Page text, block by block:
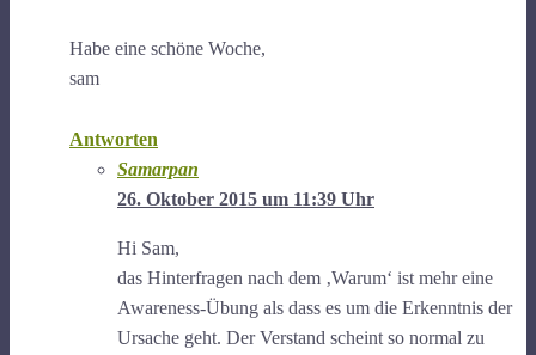
Habe eine schöne Woche,
sam
Antworten
Samarpan
26. Oktober 2015 um 11:39 Uhr
Hi Sam,
das Hinterfragen nach dem ‚Warum‘ ist mehr eine
Awareness-Übung als dass es um die Erkenntnis der
Ursache geht. Der Verstand scheint so normal zu